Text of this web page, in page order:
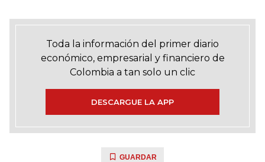
Toda la información del primer diario
económico, empresarial y financiero de
Colombia a tan solo un clic
DESCARGUE LA APP
GUARDAR